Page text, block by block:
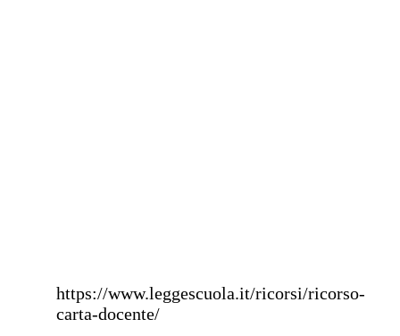
https://www.leggescuola.it/ricorsi/ricorso-
carta-docente/